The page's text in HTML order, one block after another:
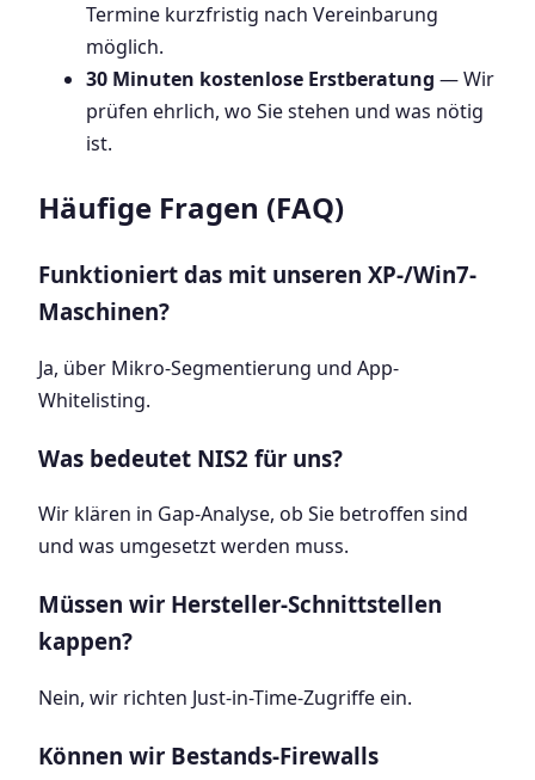
Termine kurzfristig nach Vereinbarung
möglich.
30 Minuten kostenlose Erstberatung — Wir
prüfen ehrlich, wo Sie stehen und was nötig
ist.
Häufige Fragen (FAQ)
Funktioniert das mit unseren XP-/Win7-
Maschinen?
Ja, über Mikro-Segmentierung und App-
Whitelisting.
Was bedeutet NIS2 für uns?
Wir klären in Gap-Analyse, ob Sie betroffen sind
und was umgesetzt werden muss.
Müssen wir Hersteller-Schnittstellen
kappen?
Nein, wir richten Just-in-Time-Zugriffe ein.
Können wir Bestands-Firewalls